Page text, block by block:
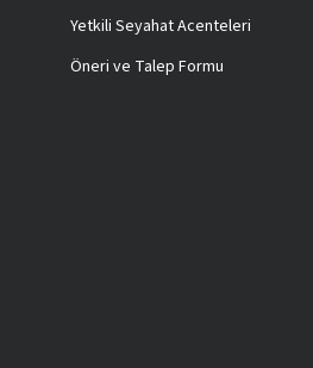
Yetkili Seyahat Acenteleri
Öneri ve Talep Formu